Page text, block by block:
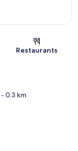
Restaurants
- 0.3 km